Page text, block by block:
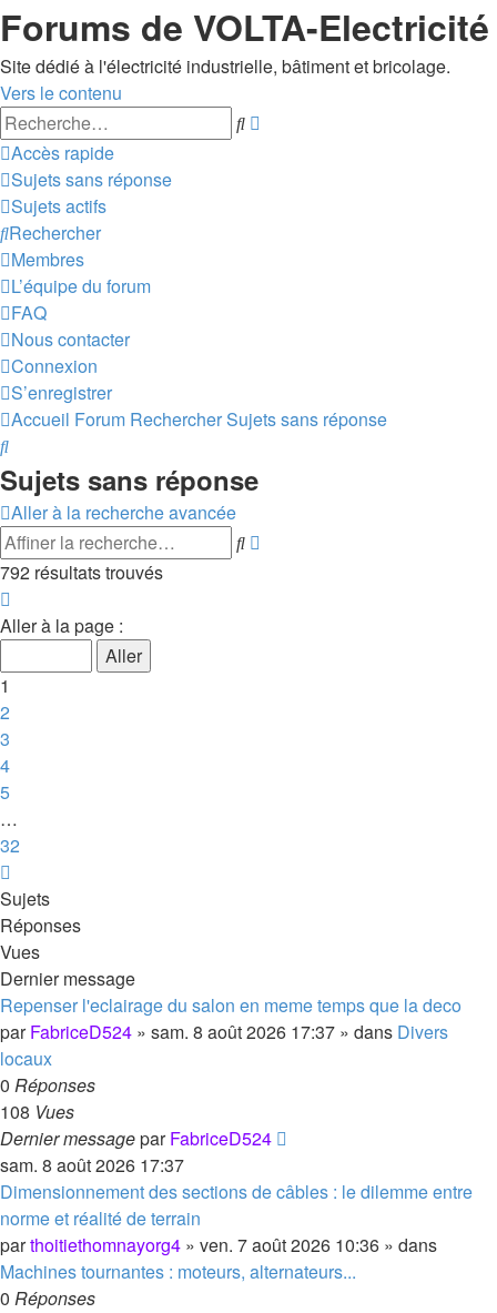
Forums de VOLTA-Electricité
Site dédié à l'électricité industrielle, bâtiment et bricolage.
Vers le contenu
Rechercher
Accès rapide
Sujets sans réponse
Sujets actifs
Rechercher
Membres
L’équipe du forum
FAQ
Nous contacter
Connexion
S’enregistrer
Accueil Forum RechercherSujets sans réponse
Rechercher
Sujets sans réponse
Aller à la recherche avancée
Rechercher
792 résultats trouvés
1
32
Aller à la page :
1
2
3
4
5
…
32
Sujets
Réponses
Vues
Dernier message
Repenser l'eclairage du salon en meme temps que la deco
parFabriceD524 » sam. 8 août 2026 17:37 » dans Divers
locaux
0 Réponses
108 Vues
Dernier messageparFabriceD524
sam. 8 août 2026 17:37
Dimensionnement des sections de câbles : le dilemme entre
norme et réalité de terrain
parthoitiethomnayorg4 » ven. 7 août 2026 10:36 » dans
Machines tournantes : moteurs, alternateurs...
0 Réponses